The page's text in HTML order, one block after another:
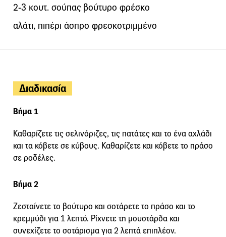
2-3 κουτ. σούπας βούτυρο φρέσκο
αλάτι, πιπέρι άσπρο φρεσκοτριμμένο
Διαδικασία
Βήμα 1
Καθαρίζετε τις σελινόριζες, τις πατάτες και το ένα αχλάδι
και τα κόβετε σε κύβους. Καθαρίζετε και κόβετε το πράσο
σε ροδέλες.
Βήμα 2
Ζεσταίνετε το βούτυρο και σοτάρετε το πράσο και το
κρεμμύδι για 1 λεπτό. Ρίχνετε τη μουστάρδα και
συνεχίζετε το σοτάρισμα για 2 λεπτά επιπλέον.